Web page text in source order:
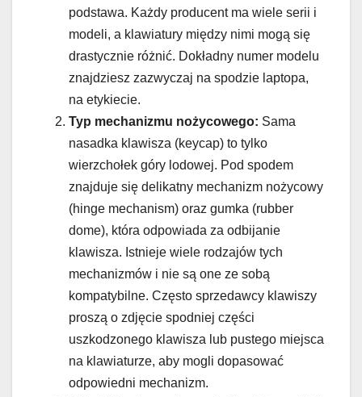
podstawa. Każdy producent ma wiele serii i
modeli, a klawiatury między nimi mogą się
drastycznie różnić. Dokładny numer modelu
znajdziesz zazwyczaj na spodzie laptopa,
na etykiecie.
Typ mechanizmu nożycowego: Sama
nasadka klawisza (keycap) to tylko
wierzchołek góry lodowej. Pod spodem
znajduje się delikatny mechanizm nożycowy
(hinge mechanism) oraz gumka (rubber
dome), która odpowiada za odbijanie
klawisza. Istnieje wiele rodzajów tych
mechanizmów i nie są one ze sobą
kompatybilne. Często sprzedawcy klawiszy
proszą o zdjęcie spodniej części
uszkodzonego klawisza lub pustego miejsca
na klawiaturze, aby mogli dopasować
odpowiedni mechanizm.